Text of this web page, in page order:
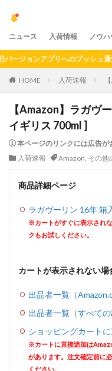
ニュース 入荷情報 ノウハ
ンアプリへのプッシュ通知を停
HOME 入荷速報
【Amazon】ラガヴ
イギリス 700ml ]
本ページのリンクには広告が
入荷速報
Amazon, その他
商品詳細ページ
ラガヴーリン 16年 箱
※カートがすぐに表示され
クもお試しください。
カートが表示されない場
出品者一覧（
出品者一覧（すべての
ショッピングカート
※カートに直接追加は
があります。注文確定前に
ください。